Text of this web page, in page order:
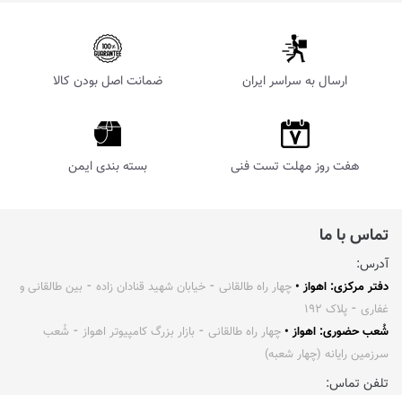
ارسال به سراسر ایران ضمانت اصل بودن کالا
هفت روز مهلت تست فنی بسته بندی ایمن
تماس با ما
آدرس:
دفتر مرکزی: اهواز • چهار راه طالقانی ⁃ خیابان شهید قنادان زاده ⁃ بین طالقانی و
غفاری ⁃ پلاک ۱۹۲
شُعب حضوری: اهواز • چهار راه طالقانی ⁃ بازار بزرگ کامپیوتر اهواز ⁃ شُعب
سرزمین رایانه (چهار شعبه)
تلفن تماس: